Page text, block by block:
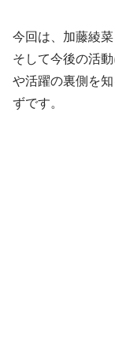
今回は、加藤綾
そして今後の活
や活躍の裏側を
ずです。